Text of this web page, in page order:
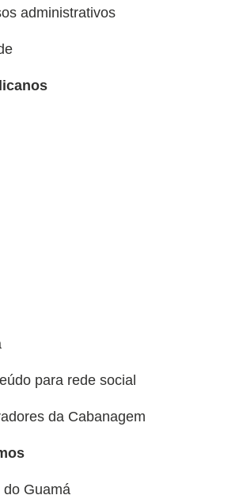
administrativos
para rede social
da Cabanagem
Guamá